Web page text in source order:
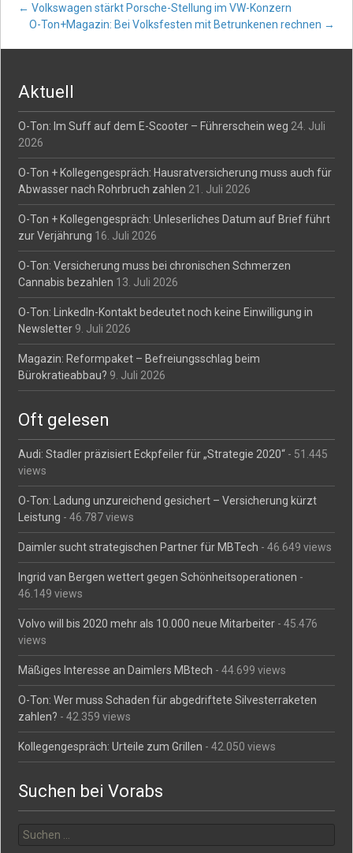
Post
← Volkswagen stärkt Porsche-Stellung im VW-Konzern
O-Ton+Magazin: Bei Volksfesten mit Betrunkenen rechnen →
Aktuell
O-Ton: Im Suff auf dem E-Scooter – Führerschein weg 24. Juli
2026
O-Ton + Kollegengespräch: Hausratversicherung muss auch für
Abwasser nach Rohrbruch zahlen 21. Juli 2026
O-Ton + Kollegengespräch: Unleserliches Datum auf Brief führt
zur Verjährung 16. Juli 2026
O-Ton: Versicherung muss bei chronischen Schmerzen
Cannabis bezahlen 13. Juli 2026
O-Ton: LinkedIn-Kontakt bedeutet noch keine Einwilligung in
Newsletter 9. Juli 2026
Magazin: Reformpaket – Befreiungsschlag beim
Bürokratieabbau? 9. Juli 2026
Oft gelesen
Audi: Stadler präzisiert Eckpfeiler für „Strategie 2020“ - 51.445
views
O-Ton: Ladung unzureichend gesichert – Versicherung kürzt
Leistung - 46.787 views
Daimler sucht strategischen Partner für MBTech - 46.649 views
Ingrid van Bergen wettert gegen Schönheitsoperationen -
46.149 views
Volvo will bis 2020 mehr als 10.000 neue Mitarbeiter - 45.476
views
Mäßiges Interesse an Daimlers MBtech - 44.699 views
O-Ton: Wer muss Schaden für abgedriftete Silvesterraketen
zahlen? - 42.359 views
Kollegengespräch: Urteile zum Grillen - 42.050 views
Suchen bei Vorabs
nach: